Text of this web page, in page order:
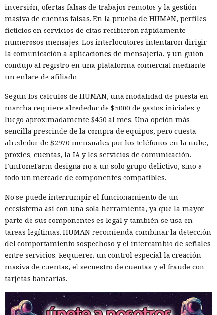
inversión, ofertas falsas de trabajos remotos y la gestión
masiva de cuentas falsas. En la prueba de HUMAN, perfiles
ficticios en servicios de citas recibieron rápidamente
numerosos mensajes. Los interlocutores intentaron dirigir
la comunicación a aplicaciones de mensajería, y un guion
condujo al registro en una plataforma comercial mediante
un enlace de afiliado.
Según los cálculos de HUMAN, una modalidad de puesta en
marcha requiere alrededor de $5000 de gastos iniciales y
luego aproximadamente $450 al mes. Una opción más
sencilla prescinde de la compra de equipos, pero cuesta
alrededor de $2970 mensuales por los teléfonos en la nube,
proxies, cuentas, la IA y los servicios de comunicación.
FunFoneFarm designa no a un solo grupo delictivo, sino a
todo un mercado de componentes compatibles.
No se puede interrumpir el funcionamiento de un
ecosistema así con una sola herramienta, ya que la mayor
parte de sus componentes es legal y también se usa en
tareas legítimas. HUMAN recomienda combinar la detección
del comportamiento sospechoso y el intercambio de señales
entre servicios. Requieren un control especial la creación
masiva de cuentas, el secuestro de cuentas y el fraude con
tarjetas bancarias.